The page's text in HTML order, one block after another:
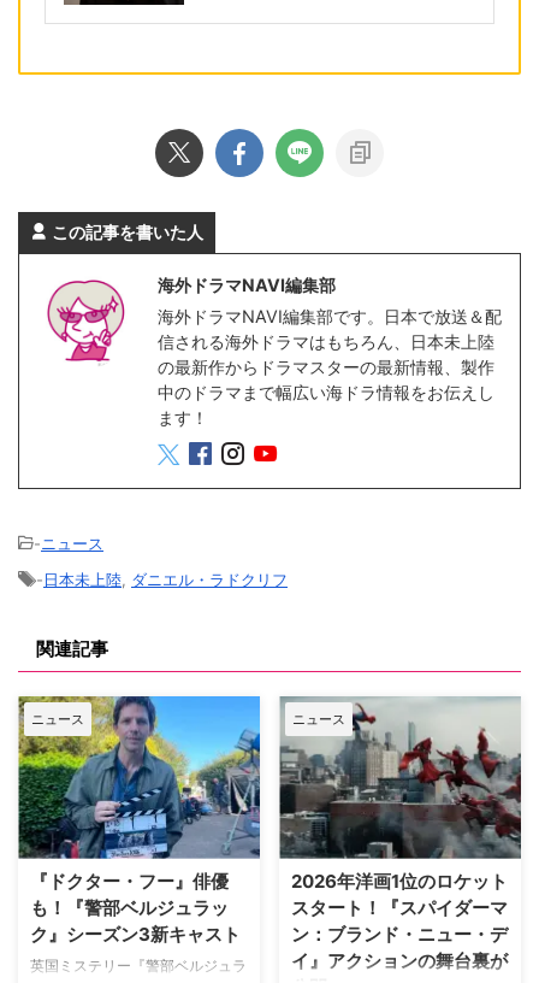
この記事を書いた人
海外ドラマNAVI編集部
海外ドラマNAVI編集部です。日本で放送＆配
信される海外ドラマはもちろん、日本未上陸
の最新作からドラマスターの最新情報、製作
中のドラマまで幅広い海ドラ情報をお伝えし
ます！
-ニュース
-日本未上陸 ダニエル・ラドクリフ
関連記事
ニュース
『ドクター・フー』俳優
も！『警部ベルジュラッ
ク』シーズン3新キャスト
英国ミステリー『警部ベルジュラ
ニュース
2026年洋画1位のロケット
スタート！『スパイダーマ
ン：ブランド・ニュー・デ
イ』アクションの舞台裏が